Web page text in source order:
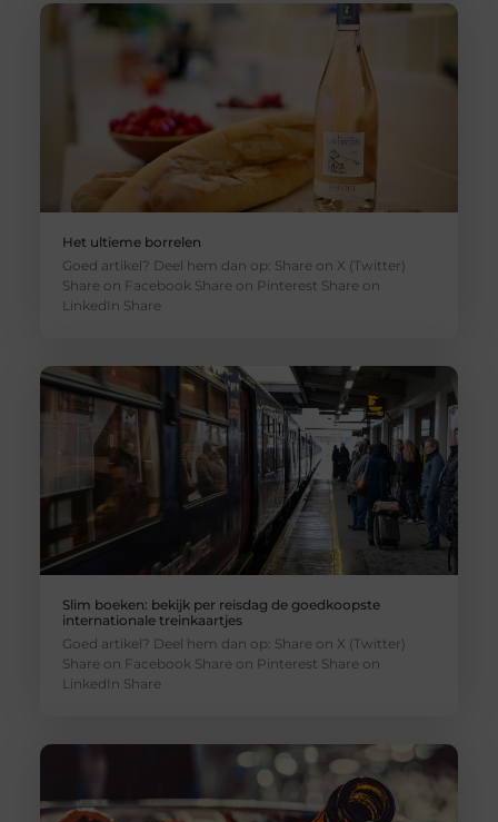
Het ultieme borrelen
Goed artikel? Deel hem dan op: Share on X (Twitter)
Share on Facebook Share on Pinterest Share on
LinkedIn Share
Slim boeken: bekijk per reisdag de goedkoopste
internationale treinkaartjes
Goed artikel? Deel hem dan op: Share on X (Twitter)
Share on Facebook Share on Pinterest Share on
LinkedIn Share